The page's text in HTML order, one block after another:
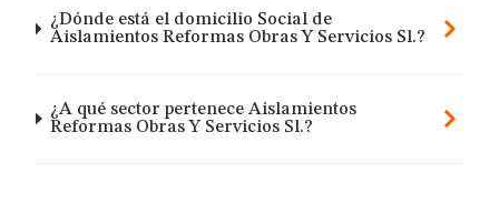
¿Dónde está el domicilio Social de
Aislamientos Reformas Obras Y Servicios Sl.?
¿A qué sector pertenece Aislamientos
Reformas Obras Y Servicios Sl.?